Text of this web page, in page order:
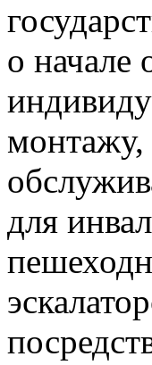
о начале
монтажу,
для